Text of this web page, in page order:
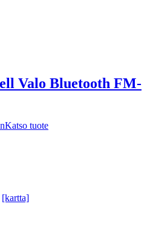
Valo Bluetooth FM-
Katso tuote
[kartta]